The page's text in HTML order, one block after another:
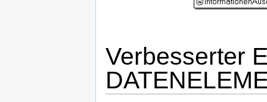
Verbesserter